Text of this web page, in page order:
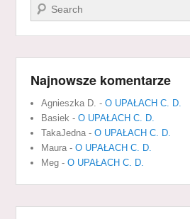
Szukaj
Najnowsze komentarze
Agnieszka D. -O UPAŁACH C. D.
Basiek -O UPAŁACH C. D.
TakaJedna -O UPAŁACH C. D.
Maura -O UPAŁACH C. D.
Meg -O UPAŁACH C. D.